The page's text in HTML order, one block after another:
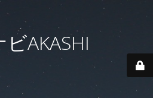
AKASHI